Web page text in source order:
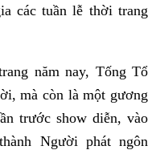
các tuần lễ thời trang
năm nay, Tống Tổ
mà còn là một gương
trước show diễn, vào
Người phát ngôn